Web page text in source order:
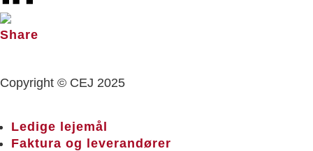
Copyright © CEJ 2025
Ledige lejemål
Faktura og leverandører